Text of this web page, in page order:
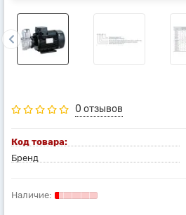
0 отзывов
Код товара:
Бренд